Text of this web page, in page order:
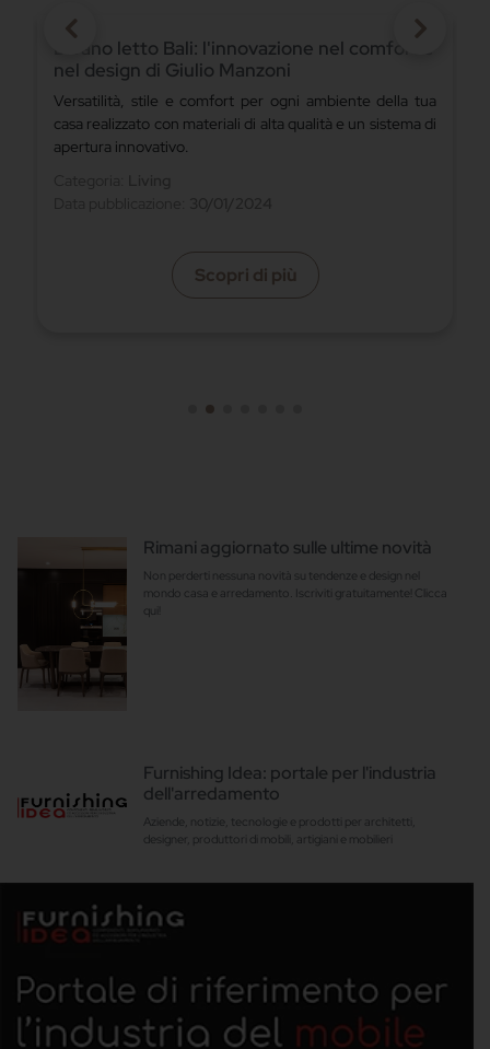
Ada e èS.Heaven, i letti che celebrano la
morbidezza e il design
I letti Twils realizzati in Peach Fuzz, il nuovo colore
Pantone 2024
Categoria: Notte
Scopri di più
Rimani aggiornato sulle ultime novità
Non perderti nessuna novità su tendenze e design nel
mondo casa e arredamento. Iscriviti gratuitamente! Clicca
qui!
Furnishing Idea: portale per l'industria
dell'arredamento
Aziende, notizie, tecnologie e prodotti per architetti,
designer, produttori di mobili, artigiani e mobilieri